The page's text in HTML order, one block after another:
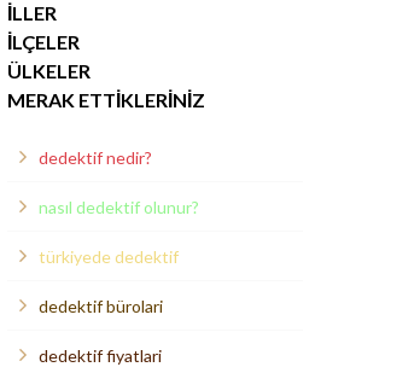
İLLER
İLÇELER
ÜLKELER
MERAK ETTIKLERINIZ
dedektif nedir?
nasıl dedektif olunur?
türkiyede dedektif
dedektif bürolari
dedektif fiyatlari